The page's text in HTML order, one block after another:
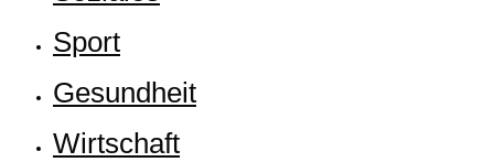
Sport
Gesund­heit
Wirt­schaft